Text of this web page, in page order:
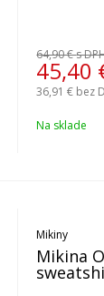
64,90 €s
45,40
36,91 € bez
Na sklade
Mikiny
Mikina